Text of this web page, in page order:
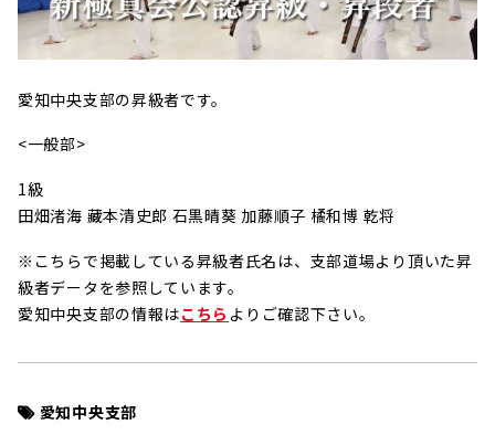
愛知中央支部の昇級者です。
<一般部>
1級
田畑渚海 藏本清史郎 石黒晴葵 加藤順子 橘和博 乾将
※こちらで掲載している昇級者氏名は、支部道場より頂いた昇
級者データを参照しています。
愛知中央支部の情報はこちら よりご確認下さい。
愛知中央支部